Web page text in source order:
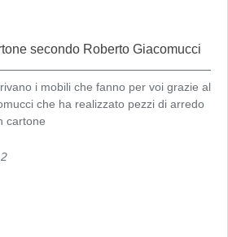
secondo Roberto Giacomucci
i mobili che fanno per voi grazie al
che ha realizzato pezzi di arredo
cartone